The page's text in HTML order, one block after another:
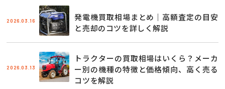
2026.03.16
発電機買取相場まとめ｜高額査定の目安
と売却のコツを詳しく解説
2026.03.13
トラクターの買取相場はいくら？メーカ
ー別の機種の特徴と価格傾向、高く売る
コツを解説